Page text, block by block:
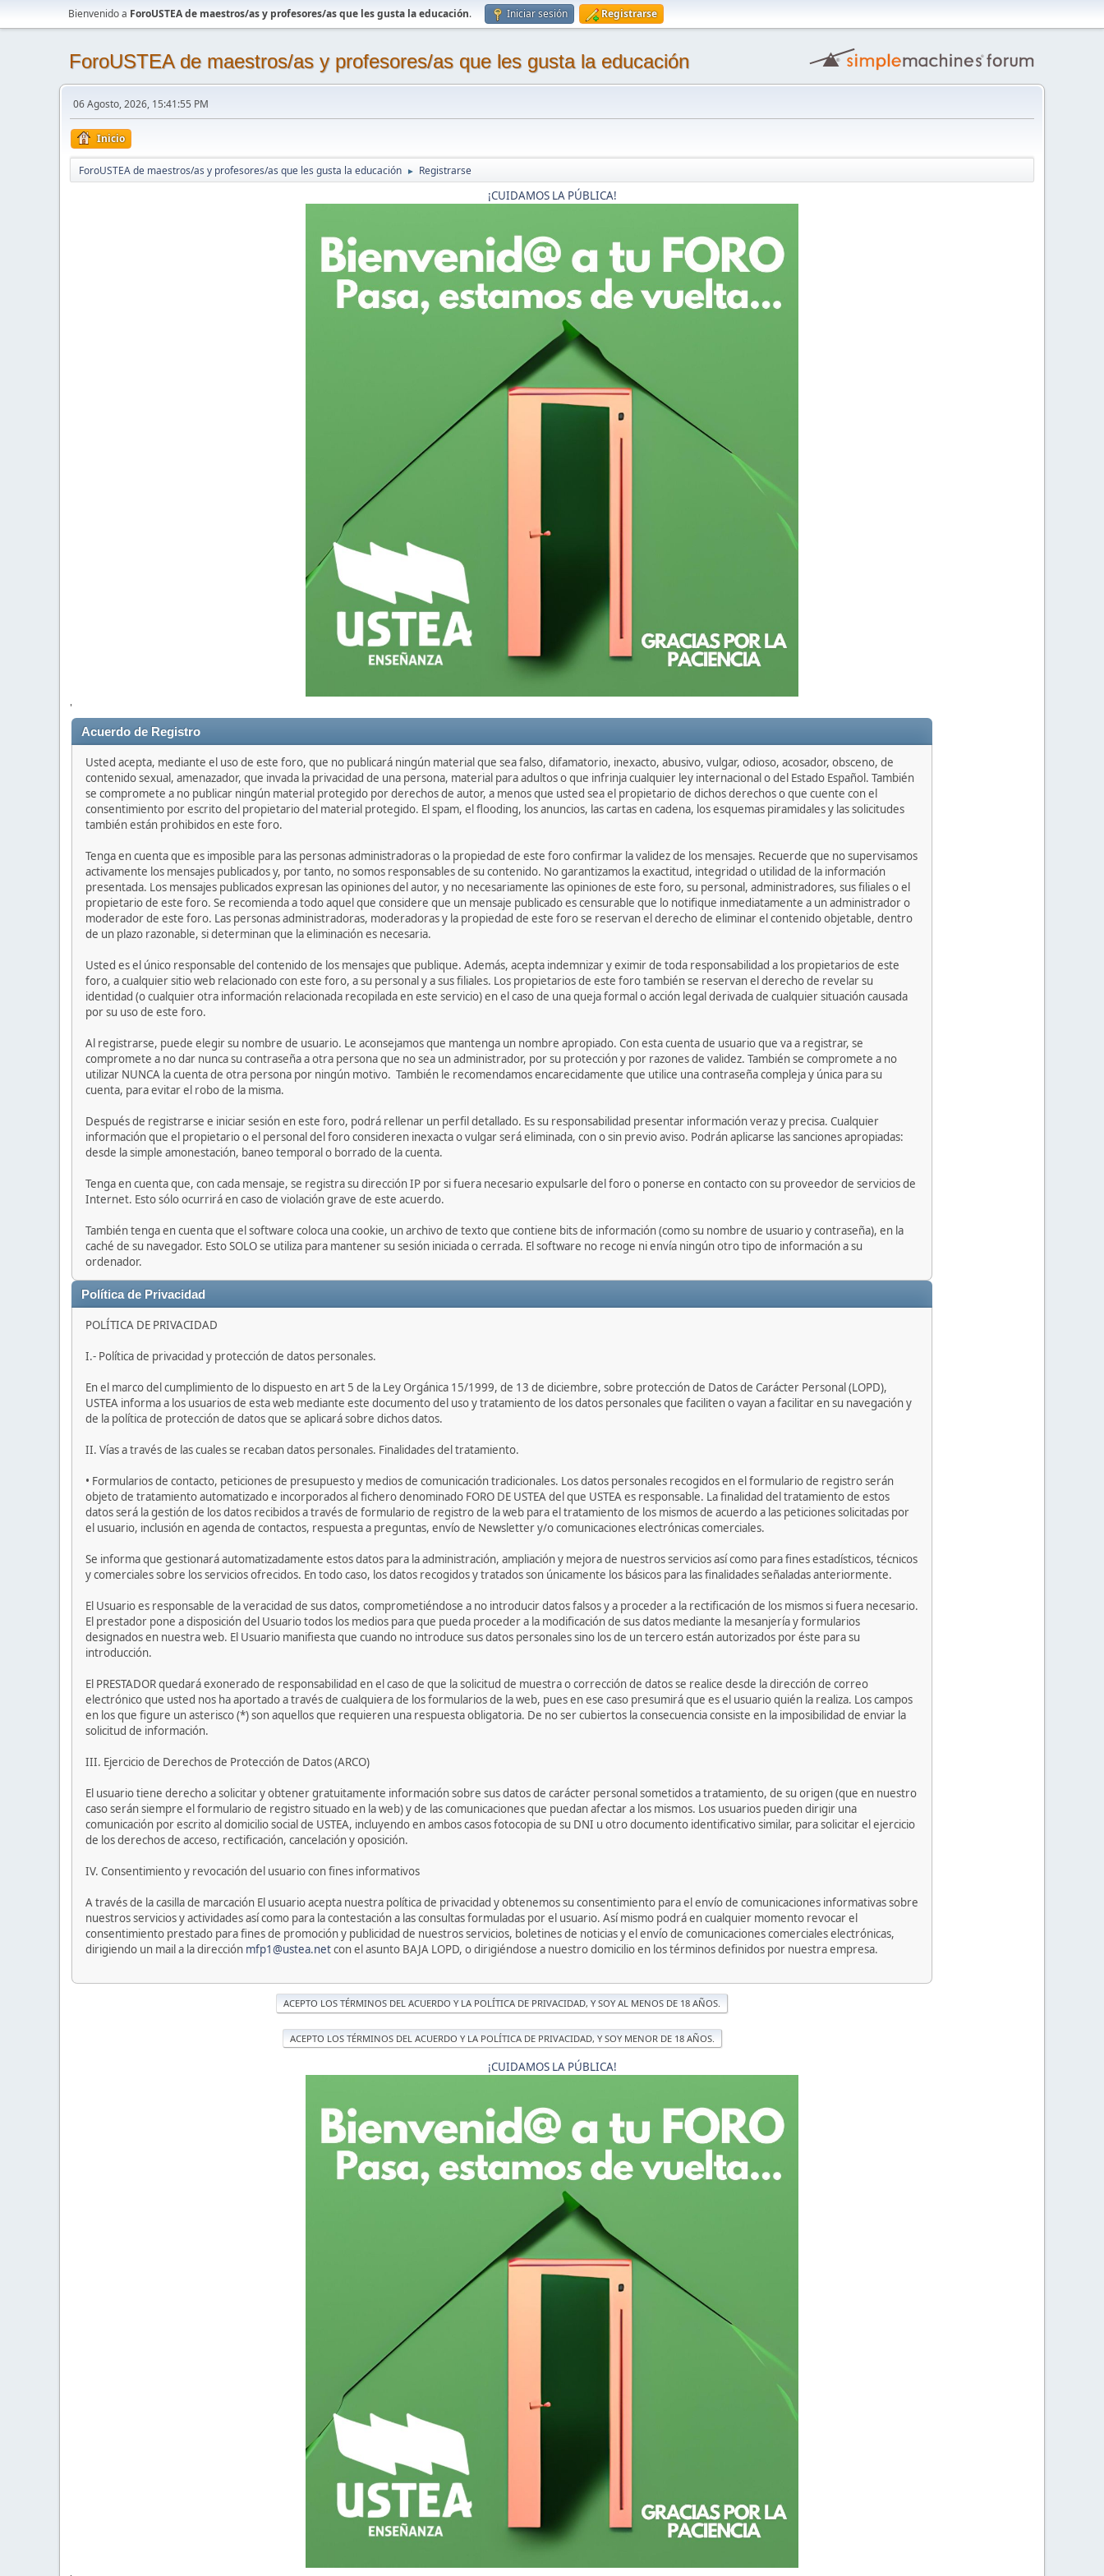
Bienvenido a ForoUSTEA de maestros/as y profesores/as que les gusta la educación. Iniciar sesión Registrarse
ForoUSTEA de maestros/as y profesores/as que les gusta la educación
06 Agosto, 2026, 15:41:55 PM
Inicio
ForoUSTEA de maestros/as y profesores/as que les gusta la educación ► Registrarse
¡CUIDAMOS LA PÚBLICA!
'
Acuerdo de Registro
Usted acepta, mediante el uso de este foro, que no publicará ningún material que sea falso, difamatorio, inexacto, abusivo, vulgar, odioso, acosador, obsceno, de
contenido sexual, amenazador, que invada la privacidad de una persona, material para adultos o que infrinja cualquier ley internacional o del Estado Español. También
se compromete a no publicar ningún material protegido por derechos de autor, a menos que usted sea el propietario de dichos derechos o que cuente con el
consentimiento por escrito del propietario del material protegido. El spam, el flooding, los anuncios, las cartas en cadena, los esquemas piramidales y las solicitudes
también están prohibidos en este foro.
Tenga en cuenta que es imposible para las personas administradoras o la propiedad de este foro confirmar la validez de los mensajes. Recuerde que no supervisamos
activamente los mensajes publicados y, por tanto, no somos responsables de su contenido. No garantizamos la exactitud, integridad o utilidad de la información
presentada. Los mensajes publicados expresan las opiniones del autor, y no necesariamente las opiniones de este foro, su personal, administradores, sus filiales o el
propietario de este foro. Se recomienda a todo aquel que considere que un mensaje publicado es censurable que lo notifique inmediatamente a un administrador o
moderador de este foro. Las personas administradoras, moderadoras y la propiedad de este foro se reservan el derecho de eliminar el contenido objetable, dentro
de un plazo razonable, si determinan que la eliminación es necesaria.
Usted es el único responsable del contenido de los mensajes que publique. Además, acepta indemnizar y eximir de toda responsabilidad a los propietarios de este
foro, a cualquier sitio web relacionado con este foro, a su personal y a sus filiales. Los propietarios de este foro también se reservan el derecho de revelar su
identidad (o cualquier otra información relacionada recopilada en este servicio) en el caso de una queja formal o acción legal derivada de cualquier situación causada
por su uso de este foro.
Al registrarse, puede elegir su nombre de usuario. Le aconsejamos que mantenga un nombre apropiado. Con esta cuenta de usuario que va a registrar, se
compromete a no dar nunca su contraseña a otra persona que no sea un administrador, por su protección y por razones de validez. También se compromete a no
utilizar NUNCA la cuenta de otra persona por ningún motivo. También le recomendamos encarecidamente que utilice una contraseña compleja y única para su
cuenta, para evitar el robo de la misma.
Después de registrarse e iniciar sesión en este foro, podrá rellenar un perfil detallado. Es su responsabilidad presentar información veraz y precisa. Cualquier
información que el propietario o el personal del foro consideren inexacta o vulgar será eliminada, con o sin previo aviso. Podrán aplicarse las sanciones apropiadas:
desde la simple amonestación, baneo temporal o borrado de la cuenta.
Tenga en cuenta que, con cada mensaje, se registra su dirección IP por si fuera necesario expulsarle del foro o ponerse en contacto con su proveedor de servicios de
Internet. Esto sólo ocurrirá en caso de violación grave de este acuerdo.
También tenga en cuenta que el software coloca una cookie, un archivo de texto que contiene bits de información (como su nombre de usuario y contraseña), en la
caché de su navegador. Esto SOLO se utiliza para mantener su sesión iniciada o cerrada. El software no recoge ni envía ningún otro tipo de información a su
ordenador.
Política de Privacidad
POLÍTICA DE PRIVACIDAD
I.- Política de privacidad y protección de datos personales.
En el marco del cumplimiento de lo dispuesto en art 5 de la Ley Orgánica 15/1999, de 13 de diciembre, sobre protección de Datos de Carácter Personal (LOPD),
USTEA informa a los usuarios de esta web mediante este documento del uso y tratamiento de los datos personales que faciliten o vayan a facilitar en su navegación y
de la política de protección de datos que se aplicará sobre dichos datos.
II. Vías a través de las cuales se recaban datos personales. Finalidades del tratamiento.
• Formularios de contacto, peticiones de presupuesto y medios de comunicación tradicionales. Los datos personales recogidos en el formulario de registro serán
objeto de tratamiento automatizado e incorporados al fichero denominado FORO DE USTEA del que USTEA es responsable. La finalidad del tratamiento de estos
datos será la gestión de los datos recibidos a través de formulario de registro de la web para el tratamiento de los mismos de acuerdo a las peticiones solicitadas por
el usuario, inclusión en agenda de contactos, respuesta a preguntas, envío de Newsletter y/o comunicaciones electrónicas comerciales.
Se informa que gestionará automatizadamente estos datos para la administración, ampliación y mejora de nuestros servicios así como para fines estadísticos, técnicos
y comerciales sobre los servicios ofrecidos. En todo caso, los datos recogidos y tratados son únicamente los básicos para las finalidades señaladas anteriormente.
El Usuario es responsable de la veracidad de sus datos, comprometiéndose a no introducir datos falsos y a proceder a la rectificación de los mismos si fuera necesario.
El prestador pone a disposición del Usuario todos los medios para que pueda proceder a la modificación de sus datos mediante la mesanjería y formularios
designados en nuestra web. El Usuario manifiesta que cuando no introduce sus datos personales sino los de un tercero están autorizados por éste para su
introducción.
El PRESTADOR quedará exonerado de responsabilidad en el caso de que la solicitud de muestra o corrección de datos se realice desde la dirección de correo
electrónico que usted nos ha aportado a través de cualquiera de los formularios de la web, pues en ese caso presumirá que es el usuario quién la realiza. Los campos
en los que figure un asterisco (*) son aquellos que requieren una respuesta obligatoria. De no ser cubiertos la consecuencia consiste en la imposibilidad de enviar la
solicitud de información.
III. Ejercicio de Derechos de Protección de Datos (ARCO)
El usuario tiene derecho a solicitar y obtener gratuitamente información sobre sus datos de carácter personal sometidos a tratamiento, de su origen (que en nuestro
caso serán siempre el formulario de registro situado en la web) y de las comunicaciones que puedan afectar a los mismos. Los usuarios pueden dirigir una
comunicación por escrito al domicilio social de USTEA, incluyendo en ambos casos fotocopia de su DNI u otro documento identificativo similar, para solicitar el ejercicio
de los derechos de acceso, rectificación, cancelación y oposición.
IV. Consentimiento y revocación del usuario con fines informativos
A través de la casilla de marcación El usuario acepta nuestra política de privacidad y obtenemos su consentimiento para el envío de comunicaciones informativas sobre
nuestros servicios y actividades así como para la contestación a las consultas formuladas por el usuario. Así mismo podrá en cualquier momento revocar el
consentimiento prestado para fines de promoción y publicidad de nuestros servicios, boletines de noticias y el envío de comunicaciones comerciales electrónicas,
dirigiendo un mail a la dirección mfp1@ustea.netcon el asunto BAJA LOPD, o dirigiéndose a nuestro domicilio en los términos definidos por nuestra empresa.
¡CUIDAMOS LA PÚBLICA!